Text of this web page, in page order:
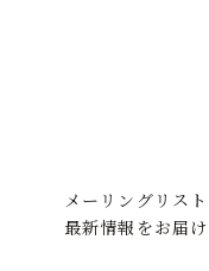
メーリングリス
最新情報をお届け